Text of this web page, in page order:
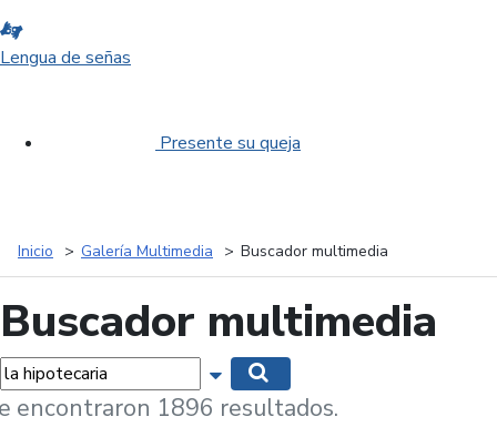
Lengua de señas
Presente su queja
Inicio Galería Multimedia Buscador multimedia
Buscador multimedia
Mostrar opciones de búsqueda
encontraron 1896 resultados.